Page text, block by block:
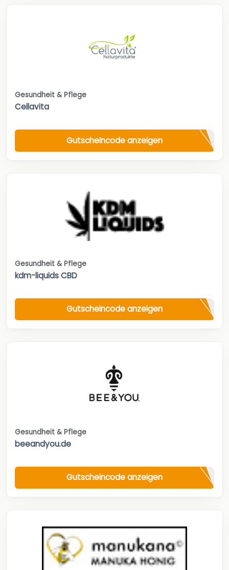
Gesundheit & Pflege
Cellavita
Gutscheincode anzeigen
Gesundheit & Pflege
kdm-liquids CBD
Gutscheincode anzeigen
Gesundheit & Pflege
beeandyou.de
Gutscheincode anzeigen